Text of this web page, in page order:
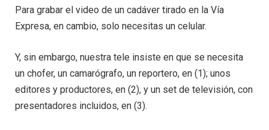
Para grabar el video de un cadáver tirado en la Vía
Expresa, en cambio, solo necesitas un celular.
Y, sin embargo, nuestra tele insiste en que se necesita
un chofer, un camarógrafo, un reportero, en (1); unos
editores y productores, en (2), y un set de televisión, con
presentadores incluidos, en (3).